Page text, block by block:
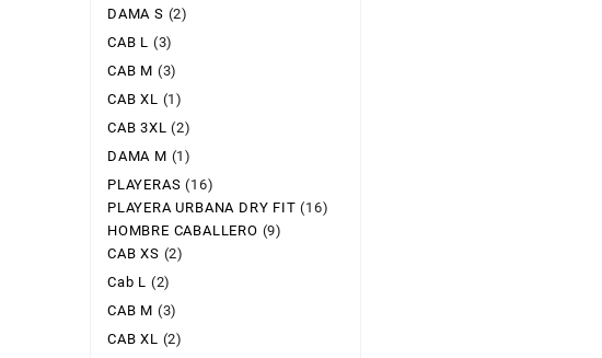
DAMA S (2)
CAB L (3)
CAB M (3)
CAB XL (1)
CAB 3XL (2)
DAMA M (1)
PLAYERAS (16)
PLAYERA URBANA DRY FIT (16)
HOMBRE CABALLERO (9)
CAB XS (2)
Cab L (2)
CAB M (3)
CAB XL (2)